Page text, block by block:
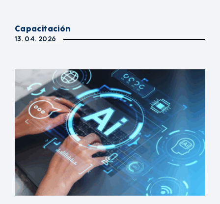
Capacitación
13. 04. 2026